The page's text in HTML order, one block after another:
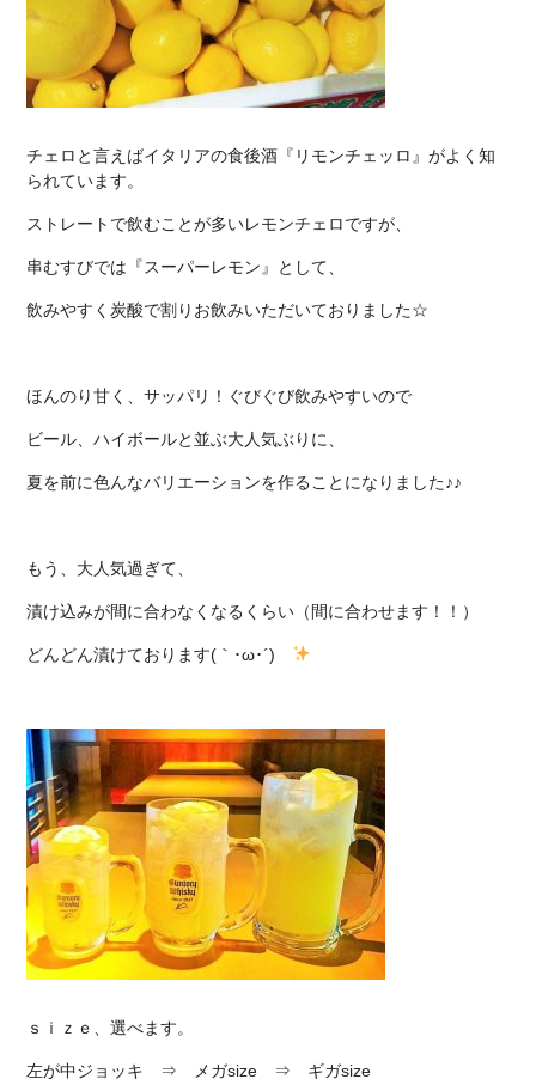
チェロと言えばイタリアの食後酒『リモンチェッロ』がよく知
られています。
ストレートで飲むことが多いレモンチェロですが、
串むすびでは『スーパーレモン』として、
飲みやすく炭酸で割りお飲みいただいておりました☆
ほんのり甘く、サッパリ！ぐびぐび飲みやすいので
ビール、ハイボールと並ぶ大人気ぶりに、
夏を前に色んなバリエーションを作ることになりました♪♪
もう、大人気過ぎて、
漬け込みが間に合わなくなるくらい（間に合わせます！！）
どんどん漬けております(｀･ω･´)ゞ
ｓｉｚｅ、選べます。
左が中ジョッキ ⇒ メガsize ⇒ ギガsize